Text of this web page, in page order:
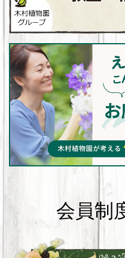
会員制